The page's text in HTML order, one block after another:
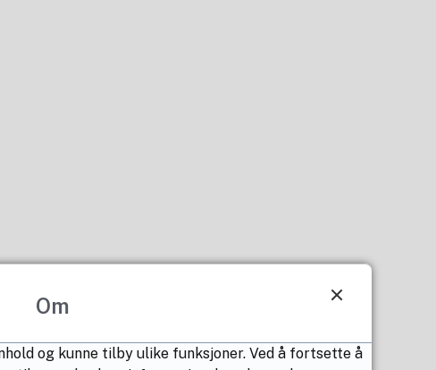
Om
og kunne tilby ulike funksjoner. Ved å fortsette å